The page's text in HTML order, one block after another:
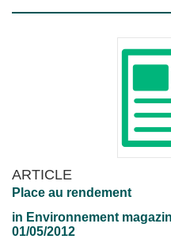
ARTICLE
Place au rendement
in Environnement
01/05/2012